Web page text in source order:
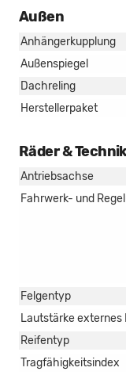
Außen
Anhängerkupplung
Außenspiegel
Dachreling
Herstellerpaket
Räder &
Antriebsachse
Fahrwerk- und
Felgentyp
Lautstärke externes
Reifentyp
Tragfähigkeitsindex